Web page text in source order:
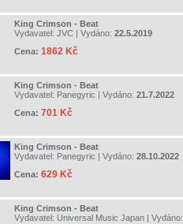
King Crimson - Beat
Vydavatel: JVC | Vydáno: 22.5.2019
Cena: 1862 Kč
King Crimson - Beat
Vydavatel: Panegyric | Vydáno: 21.7.2022
Cena: 701 Kč
King Crimson - Beat
Vydavatel: Panegyric | Vydáno: 28.10.2022
Cena: 629 Kč
King Crimson - Beat
Vydavatel: Universal Music Japan | Vydáno: